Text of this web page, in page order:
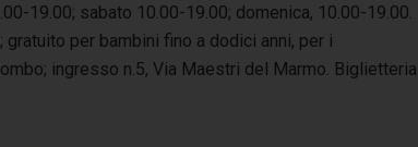
19.00; sabato 10.00-19.00; domenica, 10.00-19.00.
gratuito per bambini fino a dodici anni, per i
ingresso n.5, Via Maestri del Marmo. Biglietteria